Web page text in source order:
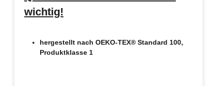
wichtig!
hergestellt nach OEKO-TEX® Standard 100,
Produktklasse 1